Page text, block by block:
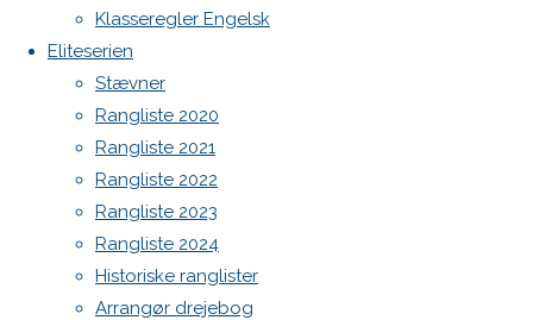
Klasseregler Engelsk
Eliteserien
Stævner
Rangliste 2020
Rangliste 2021
Rangliste 2022
Rangliste 2023
Rangliste 2024
Historiske ranglister
Arrangør drejebog
Previous
image
Next
image
Skriv
et
Botnia 1987 DEN 613
Indlægsfeed
Kommentarfeed
Back
to
Top
Danske H-bådssejlere
ligaen
©Danske H-bådssejlere